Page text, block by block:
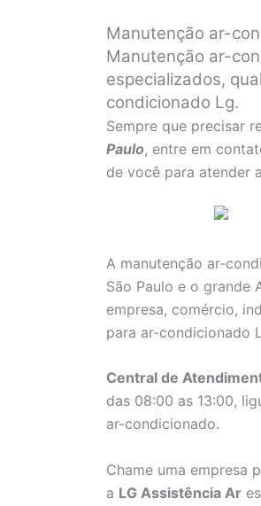
Manutenção ar-
Manutenção ar-
especializados,
condicionado Lg.
Sempre que precisar
Paulo, entre em
de você para atender
A manutenção ar-
São Paulo e o grande
empresa, comércio,
para ar-condicionado
Central de
das 08:00 as 13:00,
ar-condicionado.
Chame uma empresa
a LG Assistência Ar